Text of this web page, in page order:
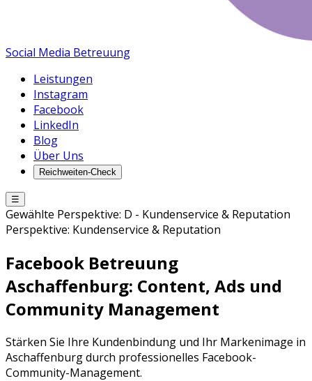
Social Media Betreuung
Leistungen
Instagram
Facebook
LinkedIn
Blog
Über Uns
Reichweiten-Check
☰
Gewählte Perspektive: D - Kundenservice & Reputation
Perspektive: Kundenservice & Reputation
Facebook Betreuung
Aschaffenburg: Content, Ads und
Community Management
Stärken Sie Ihre Kundenbindung und Ihr Markenimage in
Aschaffenburg durch professionelles Facebook-
Community-Management.